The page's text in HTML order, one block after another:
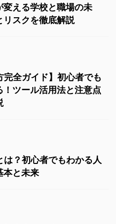
変える学校と職場の未
リスクを徹底解説
完全ガイド】初心者でも
！ツール活用法と注意点
は？初心者でもわかる人
本と未来